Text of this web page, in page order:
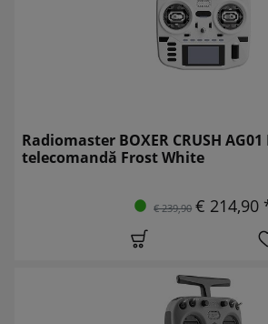
Radiomaster BOXER CRUSH AG01
telecomandă Frost White
€ 239,90 € 214,90